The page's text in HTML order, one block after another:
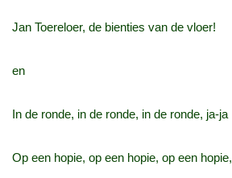
Jan Toereloer, de bienties van de vloer!
en
In de ronde, in de ronde, in de ronde, ja‑ja
Op een hopie, op een hopie, op een